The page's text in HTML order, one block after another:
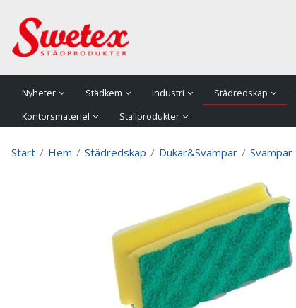
Nyheter Städkem Industri Städredskap
Kontorsmateriel
Stallprodukter
Start / Hem / Städredskap / Dukar&Svampar / Svampar